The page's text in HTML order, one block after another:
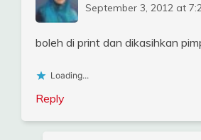
September 3, 2012 at
boleh di print dan dikasihkan
Loading...
Reply